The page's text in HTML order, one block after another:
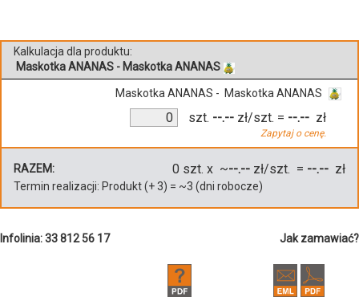
Kalkulacja dla produktu:
Maskotka ANANAS - Maskotka ANANAS
Maskotka ANANAS - Maskotka ANANAS
szt. --.-- zł/szt.
Zapytaj o cenę.
= --.-- zł
RAZEM: 0 szt. x ~--.-- zł/szt. = --.-- zł
Termin realizacji: Produkt(+3) = ~3 (dni robocze)
Infolinia: 33 812 56 17 Jak zamawiać?